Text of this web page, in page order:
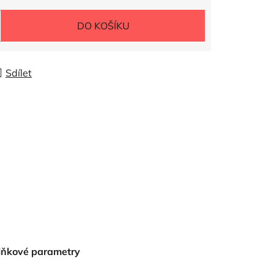
DO KOŠÍKU
Sdílet
parametry